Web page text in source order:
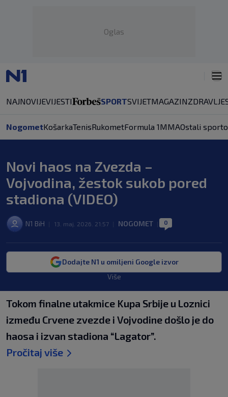
Oglas
NAJNOVIJEVIJESTI SPORTSVIJETMAGAZINZDRAVLJE
NogometKošarkaTenisRukometFormula 1MMAOstali
Novi haos na Zvezda –
Vojvodina, žestok sukob pored
stadiona (VIDEO)
N1 BiH 13. maj. 2026. 21:57 NOGOMET 0
Dodajte N1 u omiljeni Google izvor
Više
Tokom finalne utakmice Kupa Srbije u Loznici
između Crvene zvezde i Vojvodine došlo je do
haosa i izvan stadiona “Lagator”.
Pročitaj više